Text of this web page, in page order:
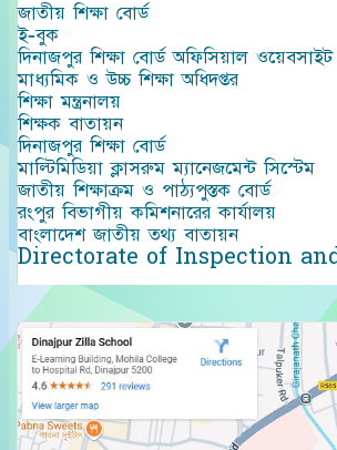
জাতীয় শিক্ষা বোর্ড
ই-বুক
দিনাজপুর শিক্ষা বোর্ড অফিসিয়াল ওয়েবসাইট
মাধ্যমিক ও উচ্চ শিক্ষা অধিদপ্তর
শিক্ষা মন্ত্রনালয়
শিক্ষক বাতায়ন
দিনাজপুর শিক্ষা বোর্ড
মাল্টিমিডিয়া ক্লাসরুম ম্যানেজমেন্ট সিস্টেম
জাতীয় শিক্ষাক্রম ও পাঠ্যপুস্তক বোর্ড
রংপুর বিভাগীয় কমিশনারের কার্যালয়
বাংলাদেশ জাতীয় তথ্য বাতায়ন
Directorate of Inspection